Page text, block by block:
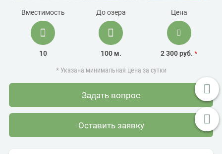
Вместимость
10
До озера
100 м.
Цена
2 300 руб.*
* Указана минимальная цена за сутки
Задать вопрос
Оставить заявку